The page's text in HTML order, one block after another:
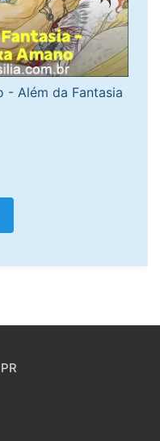
- Além da Fantasia